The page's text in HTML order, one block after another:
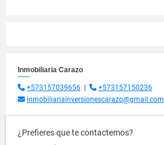
Inmobiliaria Carazo
+573157039656
+573157150236
inmobiliariainversionescarazo@gmail.com
¿Prefieres que te contactemos?